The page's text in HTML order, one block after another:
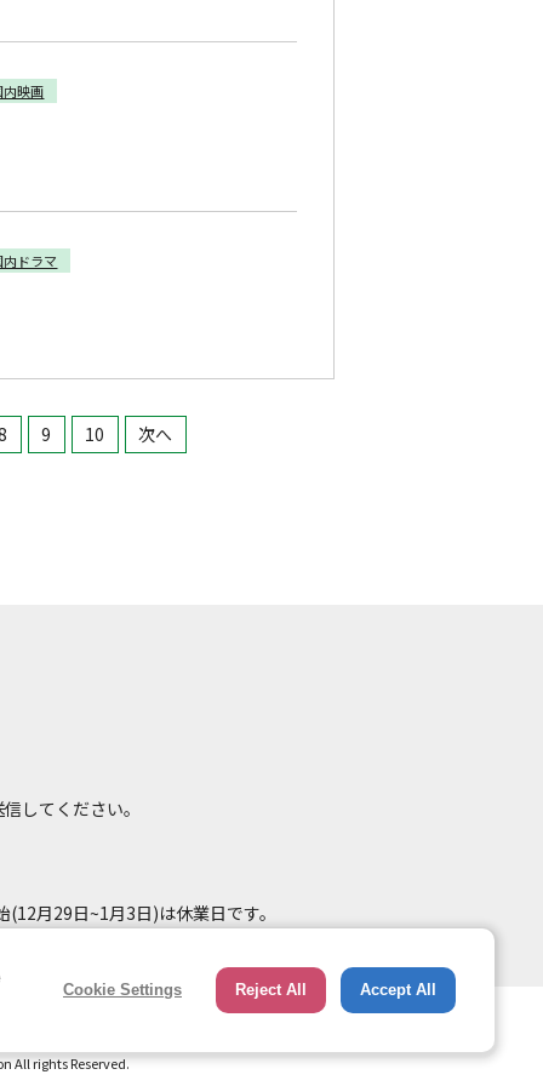
内映画
内ドラマ
9 10 次へ
してください。
月29日~1月3日)は休業日です。
All rights Reserved.
Cookie Settings Reject All Accept All